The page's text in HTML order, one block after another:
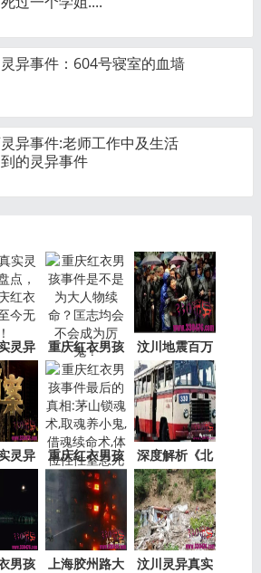
异事件：604号寝室的血墙
异事件:老师工作中及生活
的灵异事件
灵异
盘
重庆红衣男孩
事件是
汶川地震百万
“阴兵
灵异
重庆红衣男孩
事件最
深度解析《北
京公交
男孩
上海胶州路大
汶川灵异真实